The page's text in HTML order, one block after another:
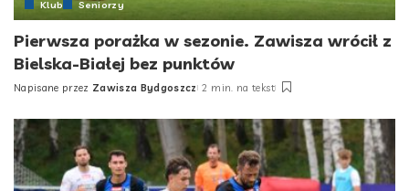
Klub Seniorzy
Pierwsza porażka w sezonie. Zawisza wrócił z
Bielska-Białej bez punktów
Posted
Napisane przez Zawisza Bydgoszcz 2 min. na tekst